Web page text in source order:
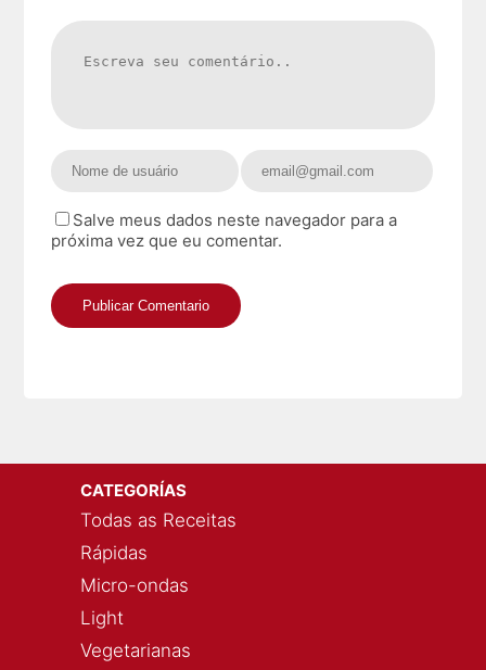
Salve meus dados neste navegador para a
próxima vez que eu comentar.
CATEGORÍAS
Todas as Receitas
Rápidas
Micro-ondas
Light
Vegetarianas